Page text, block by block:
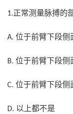
1.正常测量脉搏的
A. 位于前臂下段侧
B. 位于前臂下段侧
C. 位于前臂下段侧
D. 以上都不是